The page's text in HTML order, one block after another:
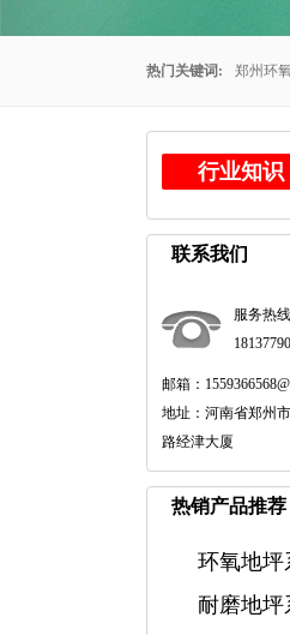
热门关键词: 郑州环
行业知识
联系我们
服务热线
邮箱：
地址：河南省郑州
路经津大厦
热销产品推荐
环氧地坪
耐磨地坪